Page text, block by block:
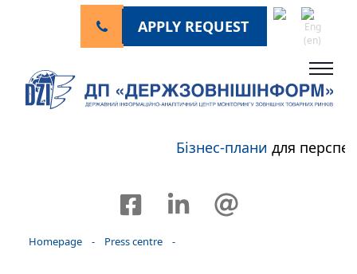
APPLY REQUEST
Бізнес-планидля
Homepage - Press centre -